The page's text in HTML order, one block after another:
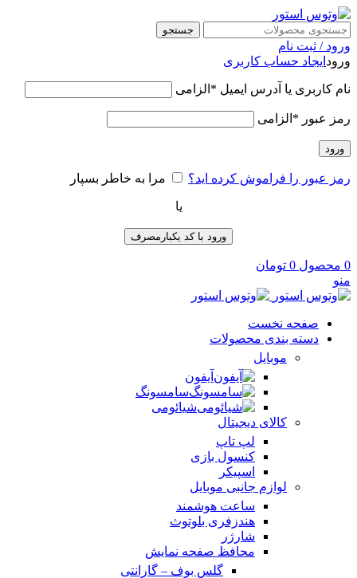
جستجو
ورود / ثبت نام
ورود ایجاد حساب کاربری
نام کاربری یا آدرس ایمیل * الزامی
رمز عبور * الزامی
ورود
رمز عبور را فراموش کرده اید؟ مرا به خاطر بسپار
یا
ورود با کد یکبارمصرف
0 محصول 0 تومان
منو
صفحه نخست
دسته بندی محصولات
موبایل
آیفون
سامسونگ
شیائومی
کالای دیجیتال
لپ تاپ
کنسول بازی
اسپیکر
لوازم جانبی موبایل
ساعت هوشمند
هندزفری بلوتوث
شارژر
محافظ صفحه نمایش
گلس بوف – گارانتی